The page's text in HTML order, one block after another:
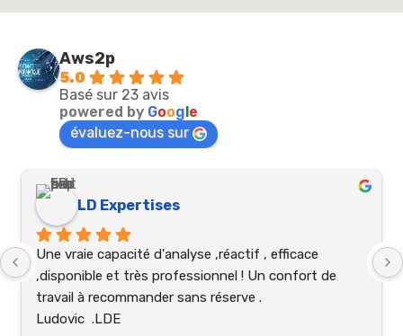
Aws2p
5.0
Basé sur 23 avis
powered by Google
évaluez-nous sur
LD Expertises
Une vraie capacité d'analyse ,réactif , efficace
,disponible et très professionnel ! Un confort de
travail à recommander sans réserve .
Ludovic  .LDE